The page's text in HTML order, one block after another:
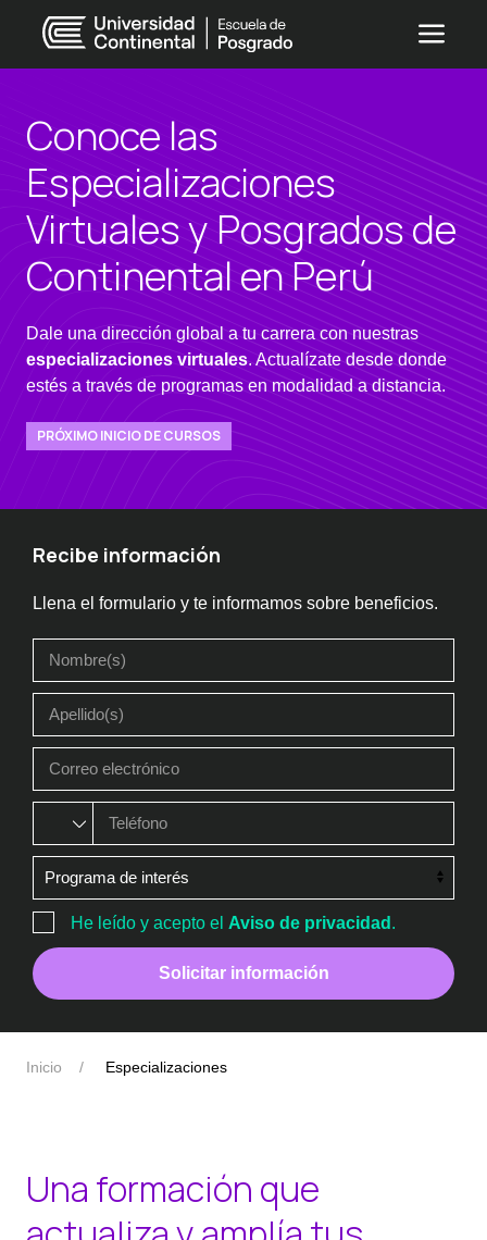
Conoce las
Especializaciones
Virtuales y Posgrados de
Continental en Perú
Dale una dirección global a tu carrera con nuestras
especializaciones virtuales. Actualízate desde donde
estés a través de programas en modalidad a distancia.
PRÓXIMO INICIO DE CURSOS
Recibe información
Llena el formulario y te informamos sobre beneficios.
He leído y acepto el Aviso de privacidad .
Solicitar información
Inicio Especializaciones
Una formación que